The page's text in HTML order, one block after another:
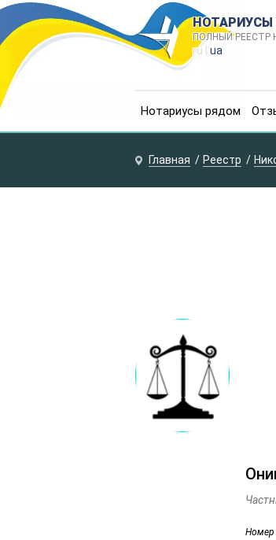
НОТАРИУСЫ
ПОЛНЫЙ РЕЕСТР
ru | ua
Нотариусы рядом
Главная Реестр
Номер